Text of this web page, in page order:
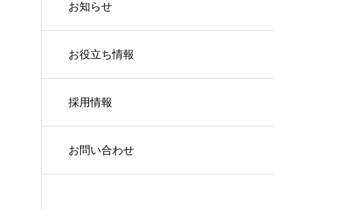
お知らせ
お役立ち情報
採用情報
お問い合わせ